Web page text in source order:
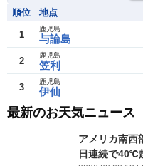
順位 地点
1 与論島
鹿児島
2 笠利
鹿児島
3 伊仙
鹿児島
最新のお天気ニュース
アメリカ南
日連続で40℃